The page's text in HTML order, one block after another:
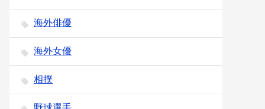
海外俳優
海外女優
相撲